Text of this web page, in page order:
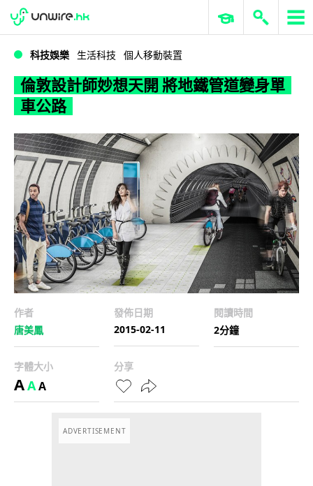
倫敦設計師妙想天開 將地鐵管道變身單車公路
WWDC 2026 ERP 與商業 AI
科技娛樂 生活科技 個人移動裝置
倫敦設計師妙想天開 將地鐵管道變身單
車公路
作者
唐美鳳
發佈日期
2015-02-11
閱讀時間
2分鐘
字體大小
AAA
分享
ADVERTISEMENT